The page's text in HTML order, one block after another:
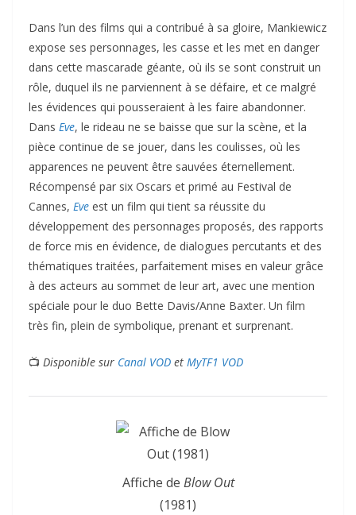
Dans l’un des films qui a contribué à sa gloire, Mankiewicz
expose ses personnages, les casse et les met en danger
dans cette mascarade géante, où ils se sont construit un
rôle, duquel ils ne parviennent à se défaire, et ce malgré
les évidences qui pousseraient à les faire abandonner.
Dans Eve, le rideau ne se baisse que sur la scène, et la
pièce continue de se jouer, dans les coulisses, où les
apparences ne peuvent être sauvées éternellement.
Récompensé par six Oscars et primé au Festival de
Cannes, Eve est un film qui tient sa réussite du
développement des personnages proposés, des rapports
de force mis en évidence, de dialogues percutants et des
thématiques traitées, parfaitement mises en valeur grâce
à des acteurs au sommet de leur art, avec une mention
spéciale pour le duo Bette Davis/Anne Baxter. Un film
très fin, plein de symbolique, prenant et surprenant.
📺 Disponible sur Canal VOD et MyTF1 VOD
Affiche de Blow Out
(1981)